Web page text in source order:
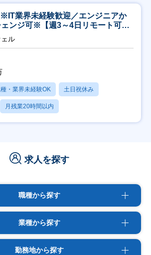
業界未経験歓迎／エンジニアか
ェンジ可※【週3～4日リモート可
ル
・業界未経験OK 土日祝休み
月残業20時間以内
求人を探す
職種から探す
業種から探す
勤務地から探す